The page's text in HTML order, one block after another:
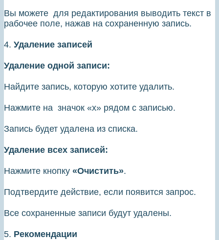
Вы можете для редактирования выводить текст в
рабочее поле, нажав на сохраненную запись.
4. Удаление записей
Удаление одной записи:
Найдите запись, которую хотите удалить.
Нажмите на значок «х» рядом с записью.
Запись будет удалена из списка.
Удаление всех записей:
Нажмите кнопку «Очистить».
Подтвердите действие, если появится запрос.
Все сохраненные записи будут удалены.
5. Рекомендации